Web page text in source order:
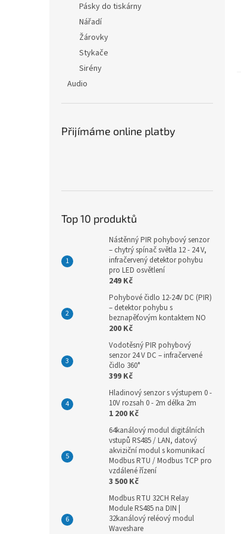
Pásky do tiskárny
Nářadí
Žárovky
Stykače
Sirény
Audio
Přijímáme online platby
Top 10 produktů
Nástěnný PIR pohybový senzor
– chytrý spínač světla 12 - 24 V,
infračervený detektor pohybu
pro LED osvětlení
249 Kč
Pohybové čidlo 12-24V DC (PIR)
– detektor pohybu s
beznapěťovým kontaktem NO
200 Kč
Vodotěsný PIR pohybový
senzor 24 V DC – infračervené
čidlo 360°
399 Kč
Hladinový senzor s výstupem 0 -
10V rozsah 0 - 2m délka 2m
1 200 Kč
64kanálový modul digitálních
vstupů RS485 / LAN, datový
akviziční modul s komunikací
Modbus RTU / Modbus TCP pro
vzdálené řízení
3 500 Kč
Modbus RTU 32CH Relay
Module RS485 na DIN |
32kanálový reléový modul
Waveshare